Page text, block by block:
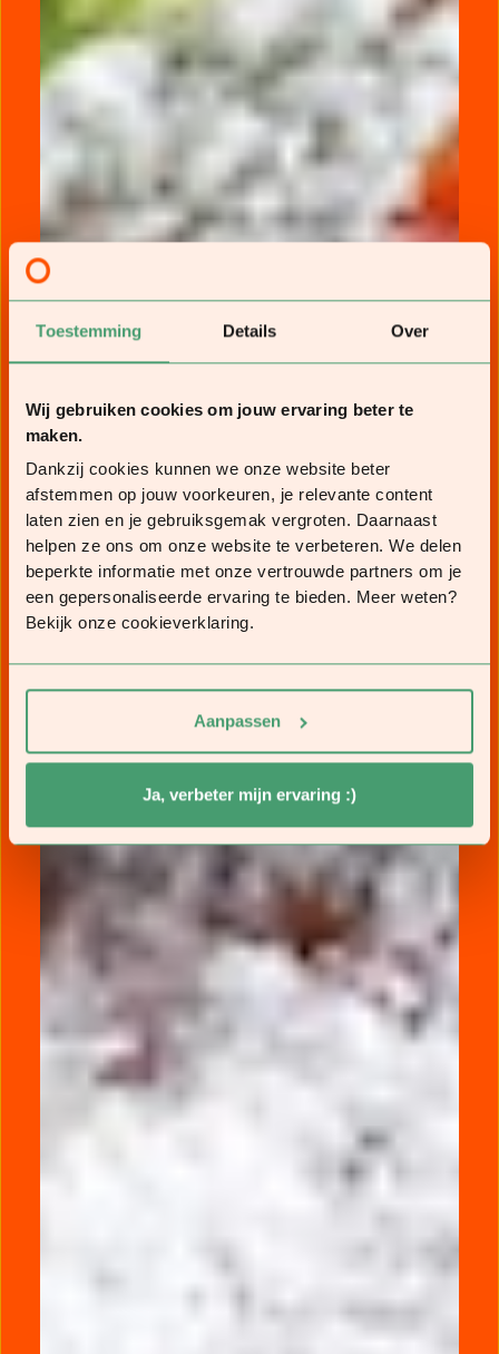
Toestemming Details Over
Wij gebruiken cookies om jouw ervaring beter te
maken.
Dankzij cookies kunnen we onze website beter
afstemmen op jouw voorkeuren, je relevante content
laten zien en je gebruiksgemak vergroten. Daarnaast
helpen ze ons om onze website te verbeteren. We delen
beperkte informatie met onze vertrouwde partners om je
een gepersonaliseerde ervaring te bieden. Meer weten?
Bekijk onze cookieverklaring.
Aanpassen
Ja, verbeter mijn ervaring :)